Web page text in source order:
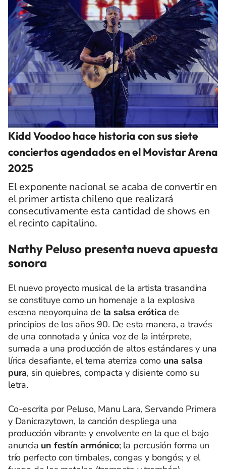
Kidd Voodoo hace historia con sus siete
conciertos agendados en el Movistar Arena
2025
El exponente nacional se acaba de convertir en
el primer artista chileno que realizará
consecutivamente esta cantidad de shows en
el recinto capitalino.
Nathy Peluso presenta nueva apuesta
sonora
El nuevo proyecto musical de la artista trasandina
se constituye como un homenaje a la explosiva
escena neoyorquina de la salsa eróticade
principios de los años 90. De esta manera, a través
de una connotada y única voz de la intérprete,
sumada a una producción de altos estándares y una
lírica desafiante, el tema aterriza como una salsa
pura, sin quiebres, compacta y disiente como su
letra.
Co-escrita por Peluso, Manu Lara, Servando Primera
y Danicrazytown, la canción despliega una
producción vibrante y envolvente en la que el bajo
anuncia un festín armónico; la percusión forma un
trío perfecto con timbales, congas y bongós; y el